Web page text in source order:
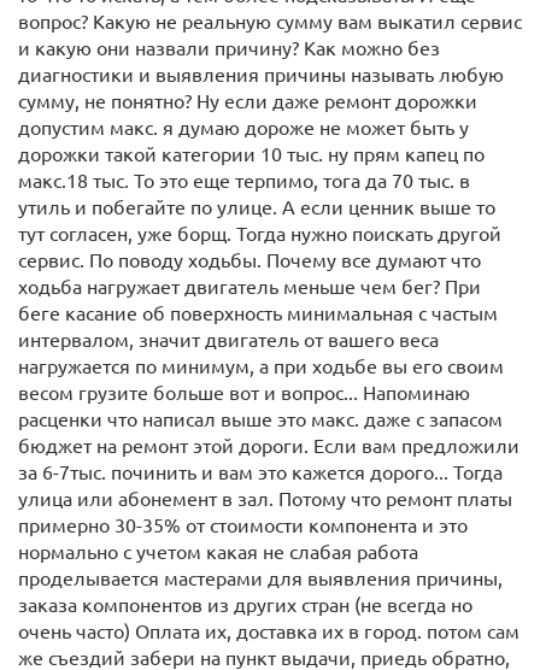
вопрос? Какую не реальную сумму вам выкатил сервис
и какую они назвали причину? Как можно без
диагностики и выявления причины называть любую
сумму, не понятно? Ну если даже ремонт дорожки
допустим макс. я думаю дороже не может быть у
дорожки такой категории 10 тыс. ну прям капец по
макс.18 тыс. То это еще терпимо, тога да 70 тыс. в
утиль и побегайте по улице. А если ценник выше то
тут согласен, уже борщ. Тогда нужно поискать другой
сервис. По поводу ходьбы. Почему все думают что
ходьба нагружает двигатель меньше чем бег? При
беге касание об поверхность минимальная с частым
интервалом, значит двигатель от вашего веса
нагружается по минимум, а при ходьбе вы его своим
весом грузите больше вот и вопрос... Напоминаю
расценки что написал выше это макс. даже с запасом
бюджет на ремонт этой дороги. Если вам предложили
за 6-7тыс. починить и вам это кажется дорого... Тогда
улица или абонемент в зал. Потому что ремонт платы
примерно 30-35% от стоимости компонента и это
нормально с учетом какая не слабая работа
проделывается мастерами для выявления причины,
заказа компонентов из других стран (не всегда но
очень часто) Оплата их, доставка их в город. потом сам
же съездий забери на пункт выдачи, приедь обратно,